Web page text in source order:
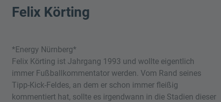
Felix Körting
*Energy Nürnberg*
Felix Körting ist Jahrgang 1993 und wollte eigentlich
immer Fußballkommentator werden. Vom Rand seines
Tipp-Kick-Feldes, an dem er schon immer fleißig
kommentiert hat, sollte es irgendwann in die Stadien dieser